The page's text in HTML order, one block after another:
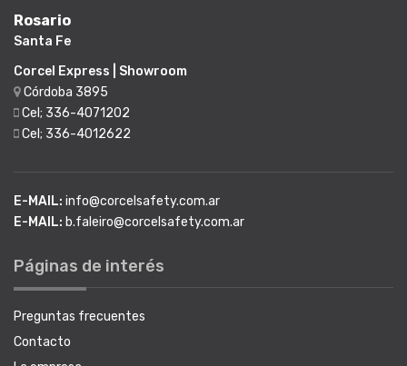
Rosario
Santa Fe
Corcel Express | Showroom
Córdoba 3895
Cel; 336-4071202
Cel; 336-4012622
E-MAIL: info@corcelsafety.com.ar
E-MAIL: b.faleiro@corcelsafety.com.ar
Páginas de interés
Preguntas frecuentes
Contacto